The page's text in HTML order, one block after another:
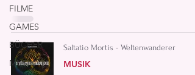
FILME
GAMES
BÜCHER
MUSIK
Saltatio Mortis - Weltenwanderer
MUSIK